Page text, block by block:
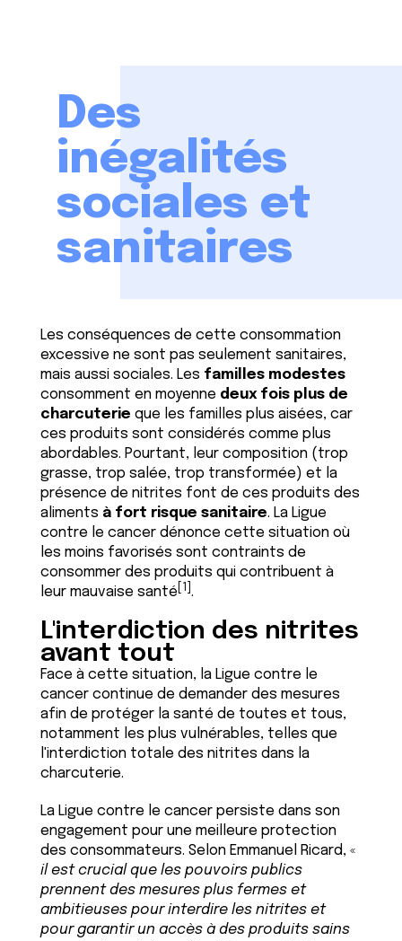
Des
inégalités
sociales et
sanitaires
Les conséquences de cette consommation
excessive ne sont pas seulement sanitaires,
mais aussi sociales. Les familles modestes
consomment en moyenne deux fois plus de
charcuterie que les familles plus aisées, car
ces produits sont considérés comme plus
abordables. Pourtant, leur composition (trop
grasse, trop salée, trop transformée) et la
présence de nitrites font de ces produits des
aliments à fort risque sanitaire. La Ligue
contre le cancer dénonce cette situation où
les moins favorisés sont contraints de
consommer des produits qui contribuent à
leur mauvaise santé
.
L'interdiction des nitrites
avant tout
Face à cette situation, la Ligue contre le
cancer continue de demander des mesures
afin de protéger la santé de toutes et tous,
notamment les plus vulnérables, telles que
l'interdiction totale des nitrites dans la
charcuterie.
La Ligue contre le cancer persiste dans son
engagement pour une meilleure protection
des consommateurs. Selon Emmanuel Ricard, «
il est crucial que les pouvoirs publics
prennent des mesures plus fermes et
ambitieuses pour interdire les nitrites et
pour garantir un accès à des produits sains